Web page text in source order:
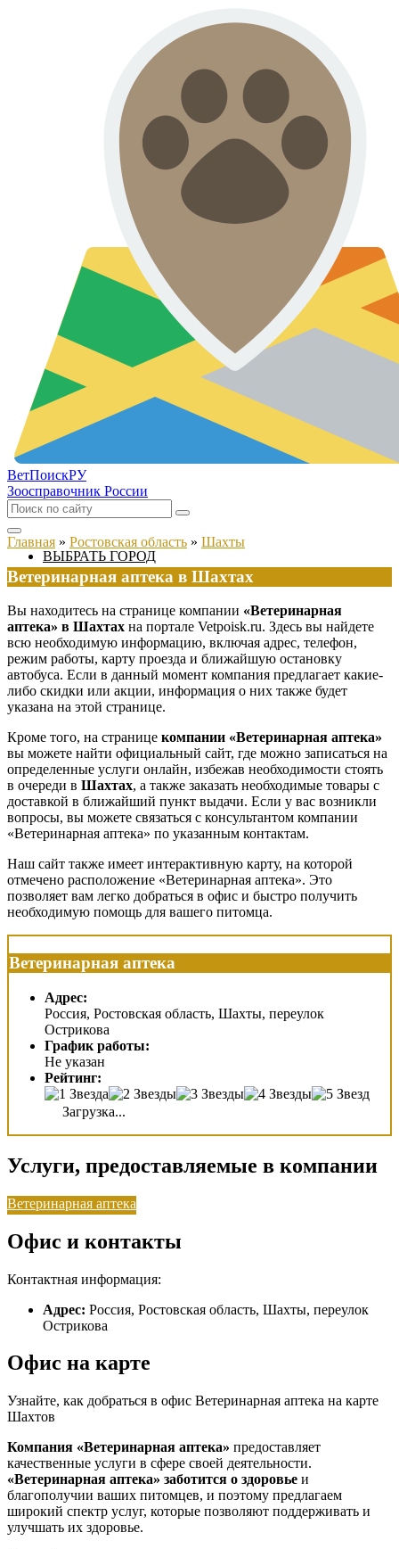
ВетПоискРУ
Зоосправочник России
ВЫБРАТЬ ГОРОД
Главная » Ростовская область » Шахты
Ветеринарная аптека в Шахтах
Вы находитесь на странице компании «Ветеринарная
аптека» в Шахтах на портале Vetpoisk.ru. Здесь вы найдете
всю необходимую информацию, включая адрес, телефон,
режим работы, карту проезда и ближайшую остановку
автобуса. Если в данный момент компания предлагает какие-
либо скидки или акции, информация о них также будет
указана на этой странице.
Кроме того, на странице компании «Ветеринарная аптека»
вы можете найти официальный сайт, где можно записаться на
определенные услуги онлайн, избежав необходимости стоять
в очереди в Шахтах, а также заказать необходимые товары с
доставкой в ближайший пункт выдачи. Если у вас возникли
вопросы, вы можете связаться с консультантом компании
«Ветеринарная аптека» по указанным контактам.
Наш сайт также имеет интерактивную карту, на которой
отмечено расположение «Ветеринарная аптека». Это
позволяет вам легко добраться в офис и быстро получить
необходимую помощь для вашего питомца.
Ветеринарная аптека
Адрес:
Россия, Ростовская область, Шахты, переулок
Острикова
График работы:
Не указан
Рейтинг:
Загрузка...
Услуги, предоставляемые в компании
Ветеринарная аптека
Офис и контакты
Контактная информация:
Адрес: Россия, Ростовская область, Шахты, переулок
Острикова
Офис на карте
Узнайте, как добраться в офис Ветеринарная аптека на карте
Шахтов
Компания «Ветеринарная аптека» предоставляет
качественные услуги в сфере своей деятельности.
«Ветеринарная аптека» заботится о здоровье и
благополучии ваших питомцев, и поэтому предлагаем
широкий спектр услуг, которые позволяют поддерживать и
улучшать их здоровье.